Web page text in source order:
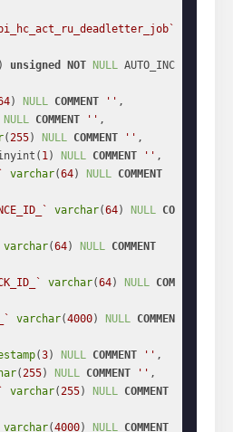
) unsigned NOT NULL AUTO_INC
) NULL COMMENT '' ,
NULL COMMENT '' ,
(255) NULL COMMENT '' ,
1) NULL COMMENT '' ,
varchar(64) NULL COMMENT
varchar(64) NULL CO
varchar(64) NULL COMMENT
varchar(64) NULL COM
varchar(4000) NULL COMMEN
(3) NULL COMMENT '' ,
(255) NULL COMMENT '' ,
varchar(255) NULL COMMENT
varchar(4000) NULL COMMENT